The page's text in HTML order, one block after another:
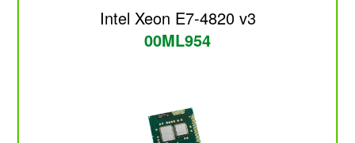
Intel Xeon E7-4820 v3
00ML954